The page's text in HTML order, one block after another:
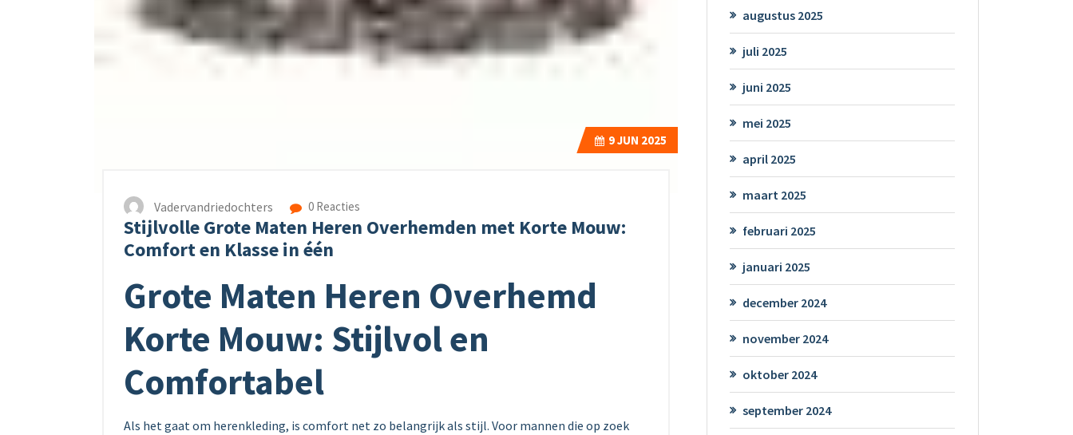
9JUN 2025
Vadervandriedochters 0 Reacties
Stijlvolle Grote Maten Heren Overhemden met Korte Mouw:
Comfort en Klasse in één
Grote Maten Heren Overhemd
Korte Mouw: Stijlvol en
Comfortabel
Als het gaat om herenkleding, is comfort net zo belangrijk als stijl. Voor mannen die op zoek
augustus 2025
juli 2025
juni 2025
mei 2025
april 2025
maart 2025
februari 2025
januari 2025
december 2024
november 2024
oktober 2024
september 2024